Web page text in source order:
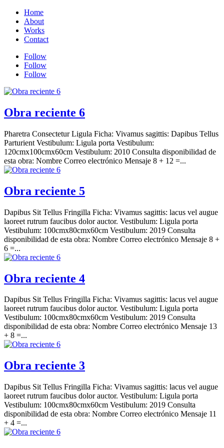
Home
About
Works
Contact
Follow
Follow
Follow
Obra reciente 6
Pharetra Consectetur Ligula Ficha: Vivamus sagittis: Dapibus Tellus
Parturient Vestibulum: Ligula porta Vestibulum:
120cmx100cmx60cm Vestibulum: 2010 Consulta disponibilidad de
esta obra: Nombre Correo electrónico Mensaje 8 + 12 =...
Obra reciente 5
Dapibus Sit Tellus Fringilla Ficha: Vivamus sagittis: lacus vel augue
laoreet rutrum faucibus dolor auctor. Vestibulum: Ligula porta
Vestibulum: 100cmx80cmx60cm Vestibulum: 2019 Consulta
disponibilidad de esta obra: Nombre Correo electrónico Mensaje 8 +
6 =...
Obra reciente 4
Dapibus Sit Tellus Fringilla Ficha: Vivamus sagittis: lacus vel augue
laoreet rutrum faucibus dolor auctor. Vestibulum: Ligula porta
Vestibulum: 100cmx80cmx60cm Vestibulum: 2019 Consulta
disponibilidad de esta obra: Nombre Correo electrónico Mensaje 13
+ 8 =...
Obra reciente 3
Dapibus Sit Tellus Fringilla Ficha: Vivamus sagittis: lacus vel augue
laoreet rutrum faucibus dolor auctor. Vestibulum: Ligula porta
Vestibulum: 100cmx80cmx60cm Vestibulum: 2019 Consulta
disponibilidad de esta obra: Nombre Correo electrónico Mensaje 11
+ 4 =...